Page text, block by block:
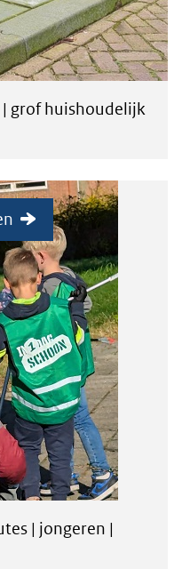
grof huishoudelijk
| jongeren |